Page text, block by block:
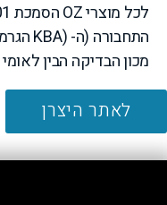
מכון הבדיקה הבין
לאתר היצרן